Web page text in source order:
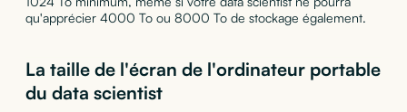
qu'apprécier 4000 To ou 8000 To de stockage également.
La taille de l'écran de l'ordinateur portable
du data scientist